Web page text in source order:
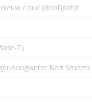
/ oud (doof)potje
T)
songwriter Bert Smeets